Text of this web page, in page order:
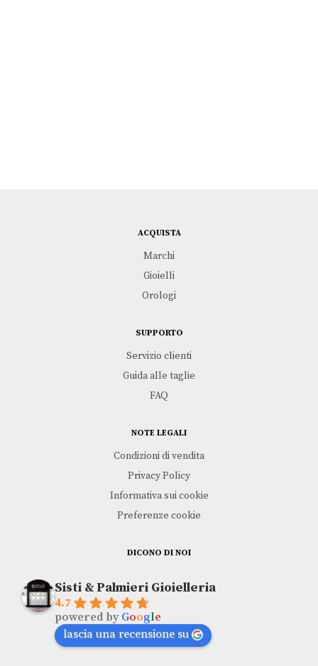
ACQUISTA
Marchi
Gioielli
Orologi
SUPPORTO
Servizio clienti
Guida alle taglie
FAQ
NOTE LEGALI
Condizioni di vendita
Privacy Policy
Informativa sui cookie
Preferenze cookie
DICONO DI NOI
Sisti & Palmieri Gioielleria
4.7
powered by Google
lascia una recensione su